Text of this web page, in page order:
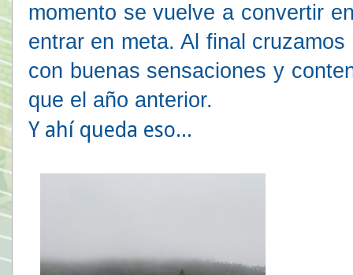
momento se vuelve a convertir
entrar en meta. Al final
con buenas sensaciones y
que el año anterior.
Y ahí queda eso...